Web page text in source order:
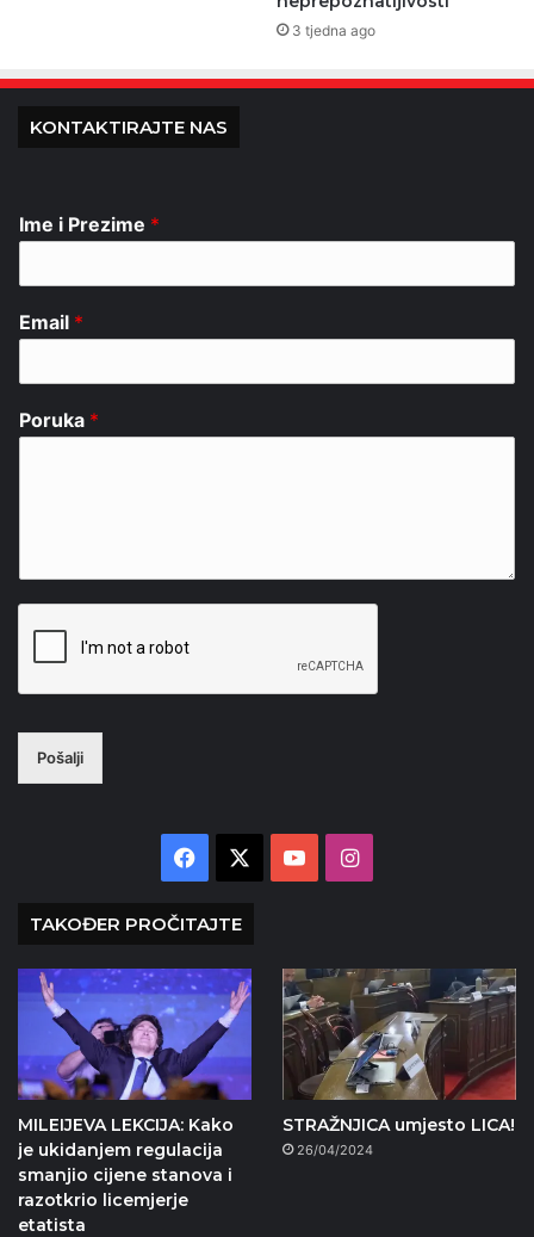
3 tjedna ago
KONTAKTIRAJTE NAS
Ime i Prezime *
Email *
Poruka *
Pošalji
Facebook YouTubeInstagram
TAKOĐER PROČITAJTE
MILEIJEVA LEKCIJA: Kako
je ukidanjem regulacija
smanjio cijene stanova i
razotkrio licemjerje
etatista
STRAŽNJICA umjesto LICA!
26/04/2024